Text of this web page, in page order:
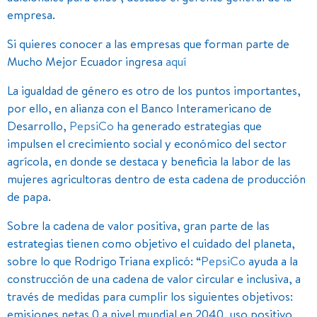
empresa.
Si quieres conocer a las empresas que forman parte de
Mucho Mejor Ecuador ingresa aquí
La igualdad de género es otro de los puntos importantes,
por ello, en alianza con el Banco Interamericano de
Desarrollo, PepsiCo ha generado estrategias que
impulsen el crecimiento social y económico del sector
agrícola, en donde se destaca y beneficia la labor de las
mujeres agricultoras dentro de esta cadena de producción
de papa.
Sobre la cadena de valor positiva, gran parte de las
estrategias tienen como objetivo el cuidado del planeta,
sobre lo que Rodrigo Triana explicó: “PepsiCo ayuda a la
construcción de una cadena de valor circular e inclusiva, a
través de medidas para cumplir los siguientes objetivos: